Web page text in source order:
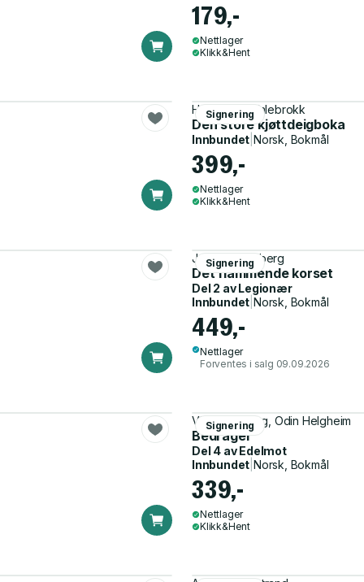
179,-
Nettlager
Klikk&Hent
Signering
Helle Øder Valebrokk
Den store kjøttdeigboka
Innbundet |Norsk, Bokmål
399,-
Nettlager
Klikk&Hent
Signering
Jan Ove Ekeberg
Det flammende korset
Del 2 avLegionær
Innbundet |Norsk, Bokmål
449,-
Nettlager
Forventes i salg 09.09.2026
Signering
Victor Sotberg, Odin Helgheim
Bedrager
Del 4 avEdelmot
Innbundet |Norsk, Bokmål
339,-
Nettlager
Klikk&Hent